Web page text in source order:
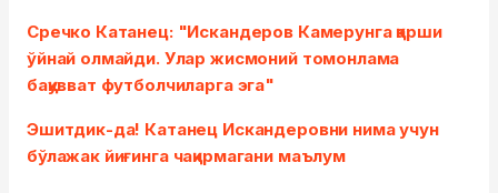
Сречко Катанец: "Искандеров Камерунга қарши
ўйнай олмайди. Улар жисмоний томонлама
бақувват футболчиларга эга"
Эшитдик-да! Катанец Искандеровни нима учун
бўлажак йиғинга чақирмагани маълум